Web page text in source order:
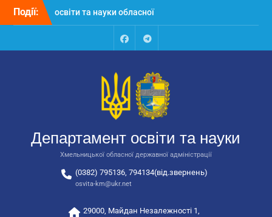
Перейти
Події:
Відбулась обласна
нарада для
відповідальних за
національно-патріотичне
Відбулося вручення трьох
автобусів для потреб
закладів освіти
Відбулося засідання
освіти та науки обласної
державної адміністрації
FacebookTalegram
Департамент освіти та науки
Хмельницької обласної державної адміністрації
(0382) 795136, 794134(від.звернень)
osvita-km@ukr.net
29000, Майдан Незалежності 1,